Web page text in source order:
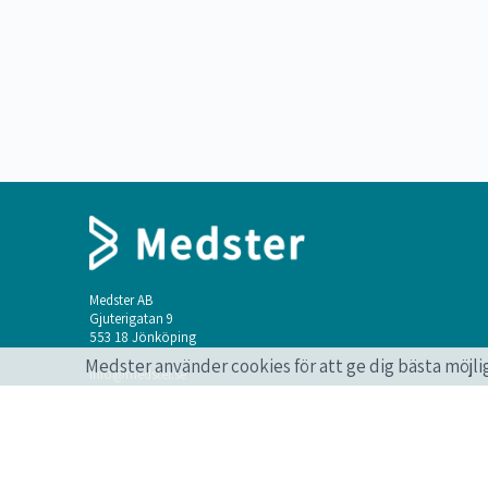
Medster AB
Gjuterigatan 9
553 18 Jönköping
info@medster.se
Medster använder cookies för att ge dig bästa